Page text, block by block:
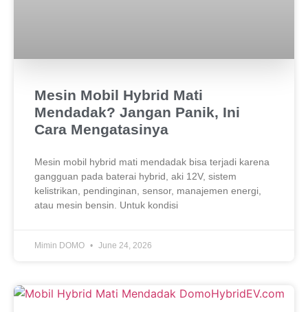
Mesin Mobil Hybrid Mati
Mendadak? Jangan Panik, Ini
Cara Mengatasinya
Mesin mobil hybrid mati mendadak bisa terjadi karena
gangguan pada baterai hybrid, aki 12V, sistem
kelistrikan, pendinginan, sensor, manajemen energi,
atau mesin bensin. Untuk kondisi
Mimin DOMO June 24, 2026